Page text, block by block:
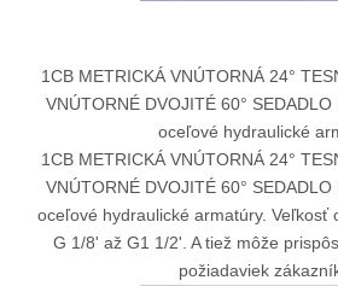
1CB METRICKÁ VNÚTORNÁ 24°
VNÚTORNÉ DVOJITÉ 60°
oceľové hydraulické
1CB METRICKÁ VNÚTORNÁ 24°
VNÚTORNÉ DVOJITÉ 60°
oceľové hydraulické armatúry. Veľkosť
G 1/8' až G1 1/2'. A tiež môže
požiadaviek